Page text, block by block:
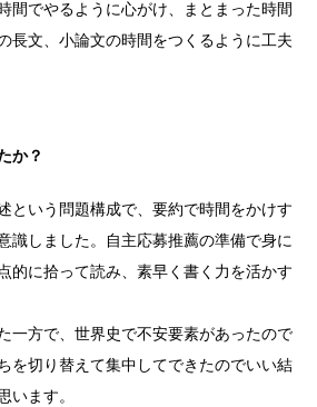
間でやるように心がけ、まとまった時間
長文、小論文の時間をつくるように工夫
か？
という問題構成で、要約で時間をかけす
識しました。自主応募推薦の準備で身に
的に拾って読み、素早く書く力を活かす
一方で、世界史で不安要素があったので
を切り替えて集中してできたのでいい結
います。